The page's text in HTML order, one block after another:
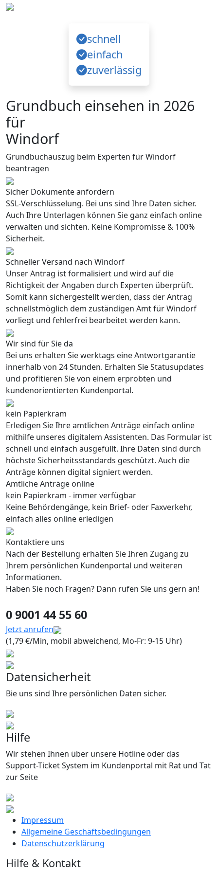
schnell
einfach
zuverlässig
Grundbuch einsehen in 2026
für
Windorf
Grundbuchauszug beim Experten für Windorf
beantragen
Sicher Dokumente anfordern
SSL-Verschlüsselung. Bei uns sind Ihre Daten sicher.
Auch Ihre Unterlagen können Sie ganz einfach online
verwalten und sichten. Keine Kompromisse & 100%
Sicherheit.
Schneller Versand nach Windorf
Unser Antrag ist formalisiert und wird auf die
Richtigkeit der Angaben durch Experten überprüft.
Somit kann sichergestellt werden, dass der Antrag
schnellstmöglich dem zuständigen Amt für Windorf
vorliegt und fehlerfrei bearbeitet werden kann.
Wir sind für Sie da
Bei uns erhalten Sie werktags eine Antwortgarantie
innerhalb von 24 Stunden. Erhalten Sie Statusupdates
und profitieren Sie von einem erprobten und
kundenorientierten Kundenportal.
kein Papierkram
Erledigen Sie Ihre amtlichen Anträge einfach online
mithilfe unseres digitalem Assistenten. Das Formular ist
schnell und einfach ausgefüllt. Ihre Daten sind durch
höchste Sicherheitsstandards geschützt. Auch die
Anträge können digital signiert werden.
Amtliche Anträge online
kein Papierkram - immer verfügbar
Keine Behördengänge, kein Brief- oder Faxverkehr,
einfach alles online erledigen
Kontaktiere uns
Nach der Bestellung erhalten Sie Ihren Zugang zu
Ihrem persönlichen Kundenportal und weiteren
Informationen.
Haben Sie noch Fragen? Dann rufen Sie uns gern an!
0 9001 44 55 60
Jetzt anrufen
(1,79 €/Min, mobil abweichend, Mo-Fr: 9-15 Uhr)
Datensicherheit
Bie uns sind Ihre persönlichen Daten sicher.
Hilfe
Wir stehen Ihnen über unsere Hotline oder das
Support-Ticket System im Kundenportal mit Rat und Tat
zur Seite
Impressum
Allgemeine Geschäftsbedingungen
Datenschutzerklärung
Hilfe & Kontakt